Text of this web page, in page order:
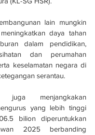
lain mungkin
daya tahan
dalam pendidikan,
dan perumahan
keselamatan negara di
serantau.
juga menjangkakan
yang lebih tinggi
bilion diperuntukkan
2025 berbanding